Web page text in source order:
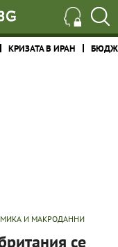
КРИЗАТА В ИРАН
И МАКРОДАННИ
се